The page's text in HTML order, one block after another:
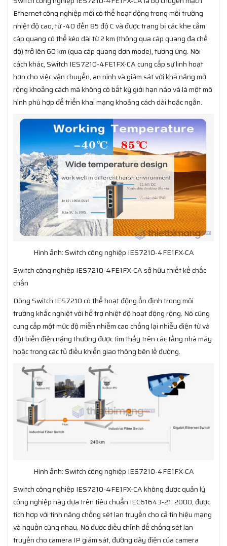
Ethernet công nghiệp mới có thể hoạt động trong môi trường
nhiệt độ cao, từ -40 đến 85 độ C và được trang bị các khe cắm
cáp quang có thể kéo dài từ 2 km (thông qua cáp quang đa chế
độ) trở lên 60 km (qua cáp quang đơn mode), tương ứng. Nói
cách khác, Switch IES7210-4FE1FX-CA cung cấp sự linh hoạt
hơn cho việc vận chuyển, an ninh và giám sát với khả năng mở
rộng khoảng cách mà không có bất kỳ giới hạn nào và là một mô
hình phù hợp để triển khai mạng khoảng cách dài hoặc ngắn.
Hình ảnh: Switch công nghiệp IES7210-4FE1FX-CA
Switch công nghiệp IES7210-4FE1FX-CA sở hữu thiết kế chắc
chắn
Dòng Switch IES7210 có thể hoạt động ổn định trong môi
trường khắc nghiệt với hỗ trợ nhiệt độ hoạt động rộng. Nó cũng
cung cấp một mức độ miễn nhiễm cao chống lại nhiễu điện từ và
đột biến điện nặng thường được tìm thấy trên các tầng nhà máy
hoặc trong các tủ điều khiển giao thông bên lề đường.
Hình ảnh: Switch công nghiệp IES7210-4FE1FX-CA
Switch công nghiệp IES7210-4FE1FX-CA không được quản lý
công nghiệp này dựa trên tiêu chuẩn IEC61643-21: 2000, được
tích hợp với tính năng chống sét lan truyền cho cả tín hiệu mạng
và nguồn cùng nhau. Nó được điều chỉnh để chống sét lan
truyền cho camera IP giám sát, đường dây điện của camera